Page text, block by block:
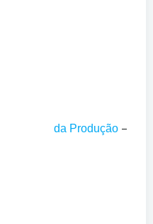
da Produção –